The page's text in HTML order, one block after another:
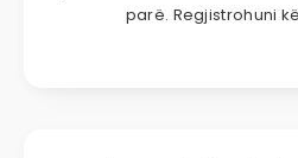
parë. Regjistrohuni